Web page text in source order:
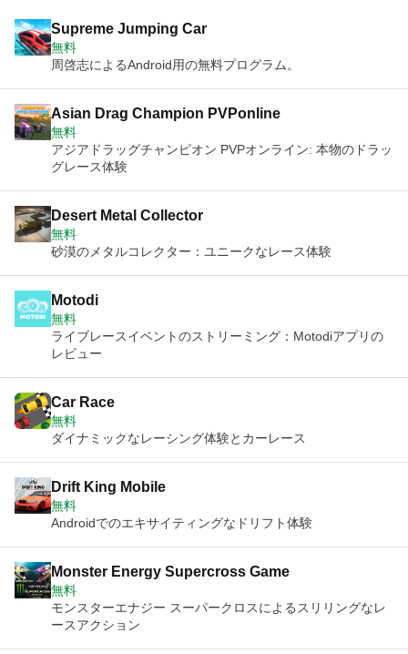
Supreme Jumping Car
無料
周啓志によるAndroid用の無料プログラム。
Asian Drag Champion PVPonline
無料
アジアドラッグチャンピオン PVPオンライン: 本物のドラッ
グレース体験
Desert Metal Collector
無料
砂漠のメタルコレクター：ユニークなレース体験
Motodi
無料
ライブレースイベントのストリーミング：Motodiアプリの
レビュー
Car Race
無料
ダイナミックなレーシング体験とカーレース
Drift King Mobile
無料
Androidでのエキサイティングなドリフト体験
Monster Energy Supercross Game
無料
モンスターエナジー スーパークロスによるスリリングなレ
ースアクション